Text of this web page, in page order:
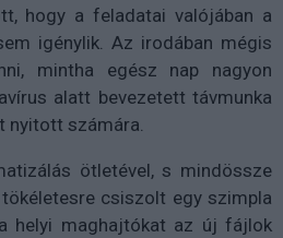
hogy a feladatai valójában a
igénylik. Az irodában mégis
mintha egész nap nagyon
alatt bevezetett távmunka
nyitott számára.
ötletével, s mindössze
csiszolt egy szimpla
helyi maghajtókat az új fájlok